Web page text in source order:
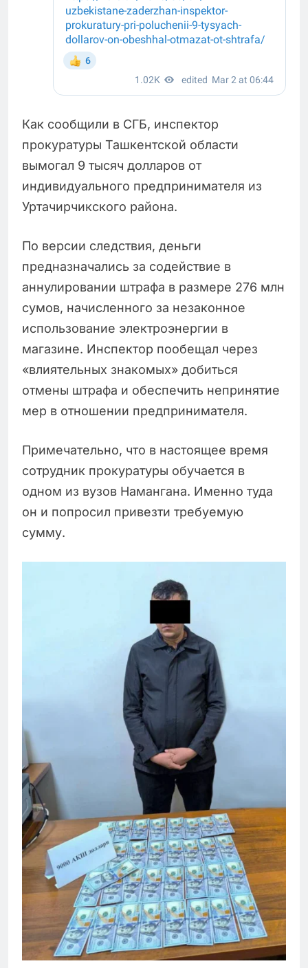
Как сообщили в СГБ, инспектор
прокуратуры Ташкентской области
вымогал 9 тысяч долларов от
индивидуального предпринимателя из
Уртачирчикского района.
По версии следствия, деньги
предназначались за содействие в
аннулировании штрафа в размере 276 млн
сумов, начисленного за незаконное
использование электроэнергии в
магазине. Инспектор пообещал через
«влиятельных знакомых» добиться
отмены штрафа и обеспечить непринятие
мер в отношении предпринимателя.
Примечательно, что в настоящее время
сотрудник прокуратуры обучается в
одном из вузов Намангана. Именно туда
он и попросил привезти требуемую
сумму.